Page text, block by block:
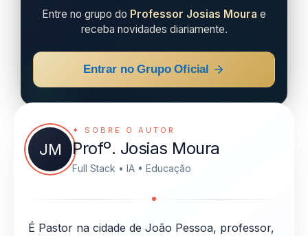
Entre no grupo do Professor Josias Moura e
receba novidades diariamente.
Entrar no Grupo Oficial
JM
✦ SOBRE O AUTOR
Profº. Josias Moura
Full Stack • IA • Educação
É Pastor na cidade de João Pessoa, professor,